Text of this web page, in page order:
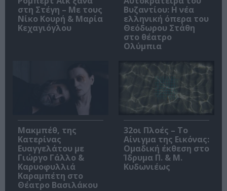
στη Στέγη – Με τους
Νίκο Κουρή & Μαρία
Κεχαγιόγλου
Βυζαντίου: Η νέα
ελληνική όπερα του
Θεόδωρου Στάθη
στο θέατρο
Ολύμπια
Μακμπέθ, της
Κατερίνας
Ευαγγελάτου με
Γιώργο Γάλλο &
Καρυοφυλλιά
Καραμπέτη στο
Θέατρο Βασιλάκου
32οι Πλοές – Το
Αίνιγμα της Εικόνας:
Ομαδική έκθεση στο
Ίδρυμα Π. & Μ.
Κυδωνιέως